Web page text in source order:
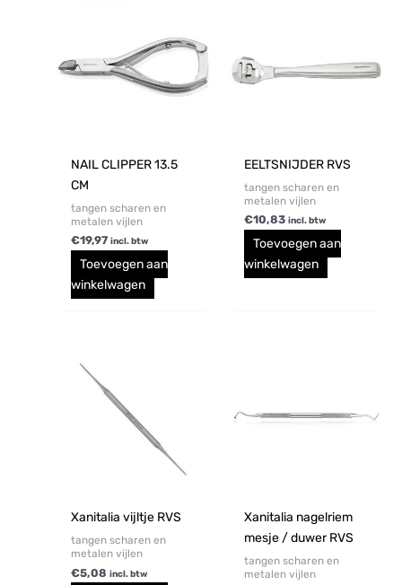
NAIL CLIPPER 13.5
CM
tangen scharen en
metalen vijlen
€19,97 incl. btw
Toevoegen aan
winkelwagen
EELTSNIJDER RVS
tangen scharen en
metalen vijlen
€10,83 incl. btw
Toevoegen aan
winkelwagen
Xanitalia vijltje RVS
tangen scharen en
metalen vijlen
€5,08 incl. btw
Xanitalia nagelriem
mesje / duwer RVS
tangen scharen en
metalen vijlen